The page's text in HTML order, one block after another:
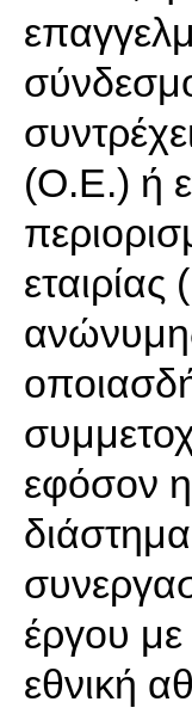
(Ο.Ε.) ή
εφόσον
έργου
εθνική